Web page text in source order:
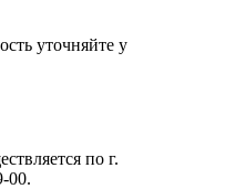
уточняйте у
по г.
00.